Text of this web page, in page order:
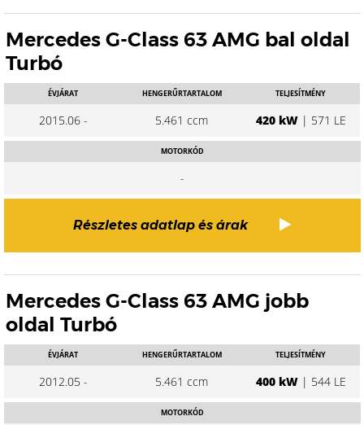
Mercedes G-Class 63 AMG bal oldal
Turbó
ÉVJÁRAT
2015.06 -
HENGERŰRTARTALOM
5.461 ccm
TELJESÍTMÉNY
420 kW| 571 LE
MOTORKÓD
-
Részletes adatlap és árak
Mercedes G-Class 63 AMG jobb
oldal Turbó
ÉVJÁRAT
2012.05 -
HENGERŰRTARTALOM
5.461 ccm
TELJESÍTMÉNY
400 kW| 544 LE
MOTORKÓD